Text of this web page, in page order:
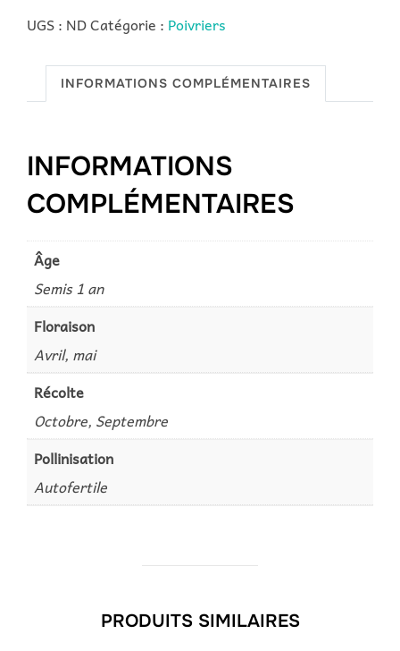
de
UGS : NDCatégorie : Poivriers
INFORMATIONS COMPLÉMENTAIRES
INFORMATIONS
COMPLÉMENTAIRES
Âge
Semis 1 an
Floraison
Avril, mai
Récolte
Octobre, Septembre
Pollinisation
Autofertile
PRODUITS SIMILAIRES